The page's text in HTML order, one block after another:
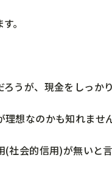
。
ろうが、現金をしっか
想なのかも知れません
社会的信用)が無いと言